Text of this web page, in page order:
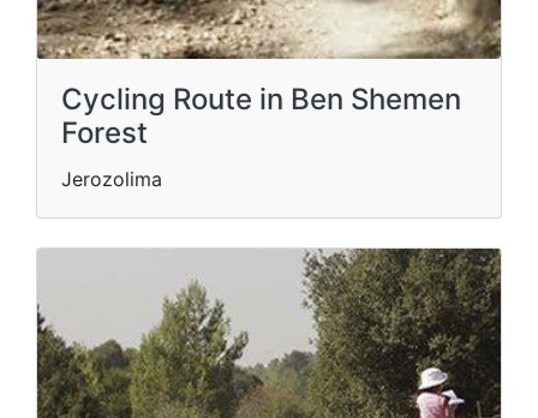
Cycling Route in Ben Shemen
Forest
Jerozolima